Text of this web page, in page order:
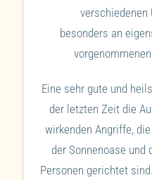
verschiedenen
besonders an
Eine sehr gute und
der letzten Zeit die
wirkenden Angriffe,
der Sonnenoase
Personen gerichtet